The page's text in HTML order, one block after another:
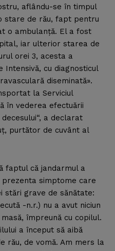
aflându-se în timpul
stare de rău, fapt pentru
o ambulanţă. El a fost
iar ulterior starea de
orei 3, acesta a
Intensivă, cu diagnosticul
diseminată».
la Serviciul
în vederea efectuării
a declarat
purtător de cuvânt al
faptul că jandarmul a
simptome care
stări grave de sănătate:
-n.r.) nu a avut niciun
împreună cu copilul.
a început să aibă
rău, de vomă. Am mers la